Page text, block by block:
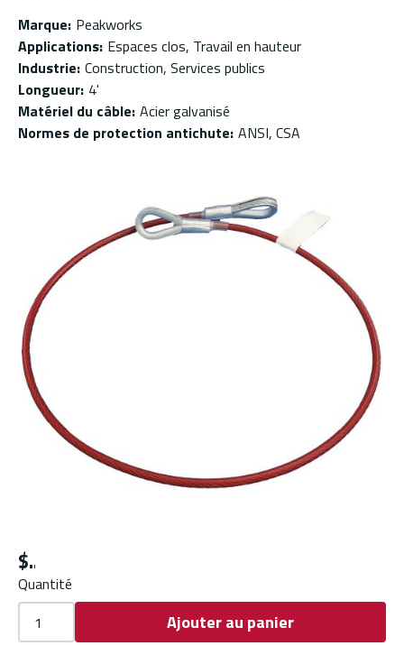
Marque: Peakworks
Applications: Espaces clos, Travail en hauteur
Industrie: Construction, Services publics
Longueur: 4'
Matériel du câble: Acier galvanisé
Normes de protection antichute: ANSI, CSA
$
Quantité
Ajouter au panier